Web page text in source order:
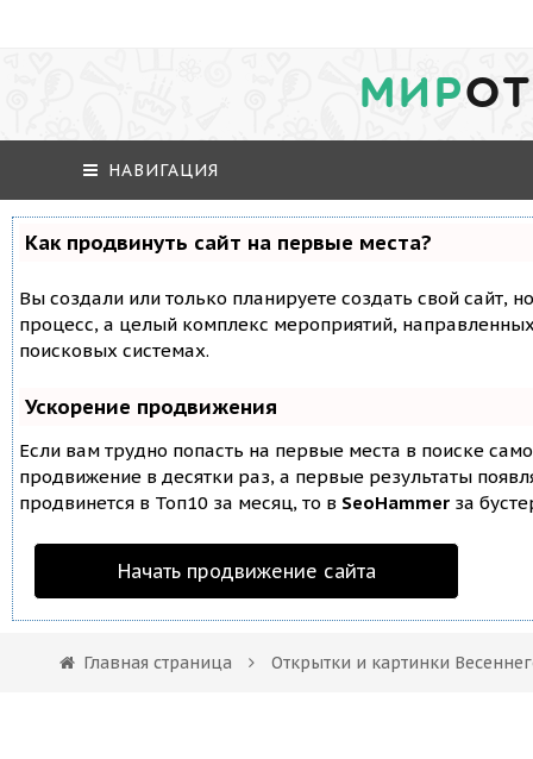
МИР
НАВИГАЦИЯ
Как продвинуть сайт на первые места?
Вы создали или только планируете создать свой сайт,
процесс, а целый комплекс мероприятий,
поисковых системах.
Ускорение продвижения
Если вам трудно попасть на первые места в поиске
продвижение в десятки раз, а первые результаты
продвинется в Топ10 за месяц, то в SeoHammer за
Начать продвижение сайта
Главная страница Открытки и картинки